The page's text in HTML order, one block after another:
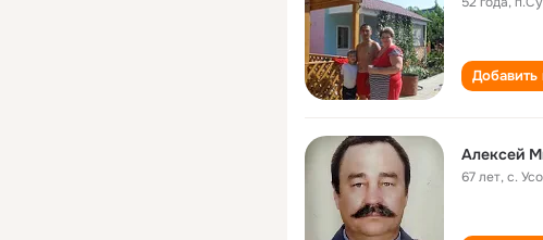
Добавить
Алексей
67 лет,с.